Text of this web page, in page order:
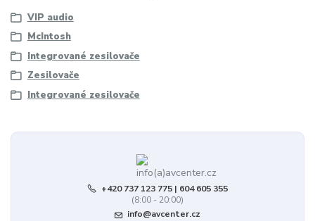
VIP audio
McIntosh
Integrované zesilovače
Zesilovače
Integrované zesilovače
+420 737 123 775 | 604 605 355
(8:00 - 20:00)
info@avcenter.cz